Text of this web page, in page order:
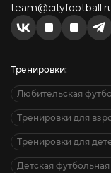
Тренировки:
Любительская
Тренировки для
Тренировки для
Детская